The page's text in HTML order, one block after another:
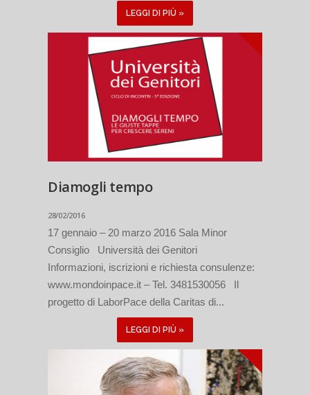
LEGGI DI PIÙ »
Diamogli tempo
28/02/2016
17 gennaio – 20 marzo 2016 Sala Minor
Consiglio Università dei Genitori
Informazioni, iscrizioni e richiesta consulenze:
www.mondoinpace.it – Tel. 3481530056 Il
progetto di LaborPace della Caritas di...
LEGGI DI PIÙ »